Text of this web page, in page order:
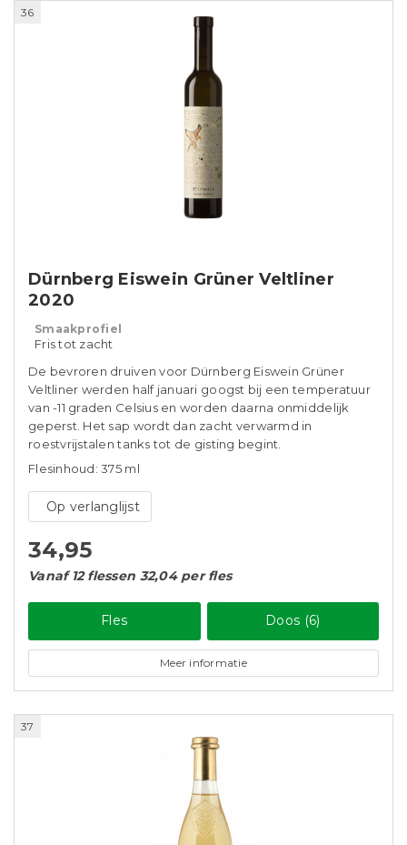
36
Dürnberg Eiswein Grüner Veltliner
2020
Smaakprofiel
Fris tot zacht
De bevroren druiven voor Dürnberg Eiswein Grüner
Veltliner werden half januari googst bij een temperatuur
van -11 graden Celsius en worden daarna onmiddelijk
geperst. Het sap wordt dan zacht verwarmd in
roestvrijstalen tanks tot de gisting begint.
Flesinhoud: 375 ml
Op verlanglijst
34,95
Vanaf 12 flessen 32,04 per fles
Fles Doos (6)
Meer informatie
37